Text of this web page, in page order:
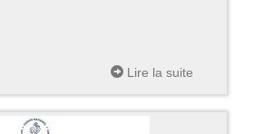
Lire la suite